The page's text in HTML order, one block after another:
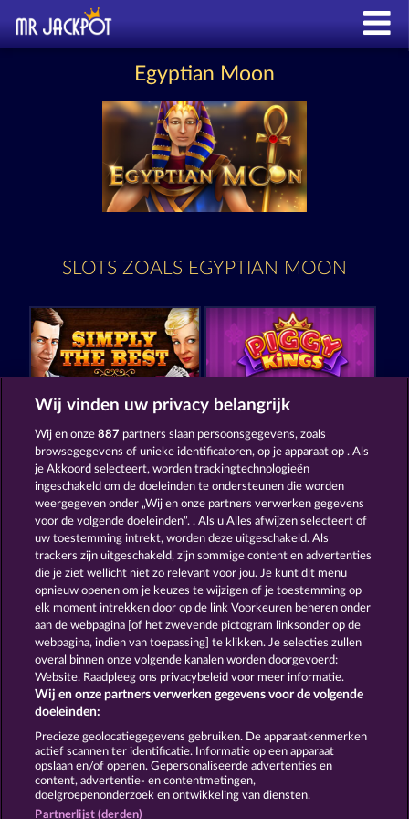
Egyptian Moon
SLOTS ZOALS EGYPTIAN MOON
Simply The Best Piggy Kings
Eggciting Fruits - Hold & Spin Super Duper Moorhuhn
Algemene voorwaarden
Privacy- en cookieverklaring Colofon
Bedrijf FAQ
Terugbetalingsverzoek indienen
Wij vinden uw privacy belangrijk
Wij en onze887 partners slaan persoonsgegevens, zoals
browsegegevens of unieke identificatoren, op je apparaat op . Als
je Akkoord selecteert, worden trackingtechnologieën
ingeschakeld om de doeleinden te ondersteunen die worden
weergegeven onder „Wij en onze partners verwerken gegevens
voor de volgende doeleinden”. . Als u Alles afwijzen selecteert of
uw toestemming intrekt, worden deze uitgeschakeld. Als
trackers zijn uitgeschakeld, zijn sommige content en advertenties
die je ziet wellicht niet zo relevant voor jou. Je kunt dit menu
opnieuw openen om je keuzes te wijzigen of je toestemming op
elk moment intrekken door op de link Voorkeuren beheren onder
aan de webpagina [of het zwevende pictogram linksonder op de
webpagina, indien van toepassing] te klikken. Je selecties zullen
overal binnen onze volgende kanalen worden doorgevoerd:
Website. Raadpleeg ons privacybeleid voor meer informatie.
Wij en onze partners verwerken gegevens voor de volgende
doeleinden:
Precieze geolocatiegegevens gebruiken. De apparaatkenmerken
actief scannen ter identificatie. Informatie op een apparaat
opslaan en/of openen. Gepersonaliseerde advertenties en
content, advertentie- en contentmetingen,
doelgroepenonderzoek en ontwikkeling van diensten.
Partnerlijst (derden)